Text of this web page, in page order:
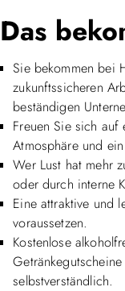
Das
Sie bekommen bei
zukunftssicheren
beständigen
Freuen Sie sich auf
Atmosphäre und
Wer Lust hat mehr
oder durch interne
Eine attraktive und
voraussetzen.
Kostenlose
selbstverständlich.